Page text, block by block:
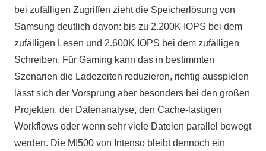
bei zufälligen Zugriffen zieht die Speicherlösung von
Samsung deutlich davon: bis zu 2.200K IOPS bei dem
zufälligen Lesen und 2.600K IOPS bei dem zufälligen
Schreiben. Für Gaming kann das in bestimmten
Szenarien die Ladezeiten reduzieren, richtig ausspielen
lässt sich der Vorsprung aber besonders bei den großen
Projekten, der Datenanalyse, den Cache-lastigen
Workflows oder wenn sehr viele Dateien parallel bewegt
werden. Die MI500 von Intenso bleibt dennoch ein